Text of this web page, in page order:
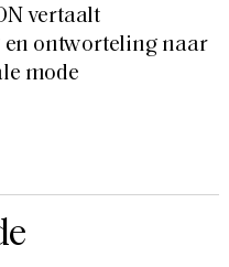
vertaalt
ontworteling naar
mode